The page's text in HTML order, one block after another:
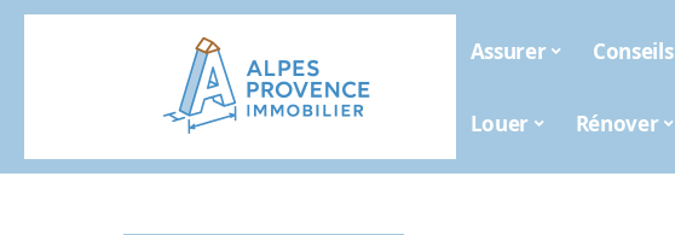
Assurer Conseils
Louer Rénover